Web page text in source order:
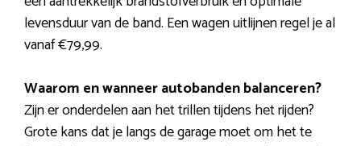
levensduur van de band. Een wagen uitlijnen regel je al
vanaf €79,99.
Waarom en wanneer autobanden balanceren?
Zijn er onderdelen aan het trillen tijdens het rijden?
Grote kans dat je langs de garage moet om het te